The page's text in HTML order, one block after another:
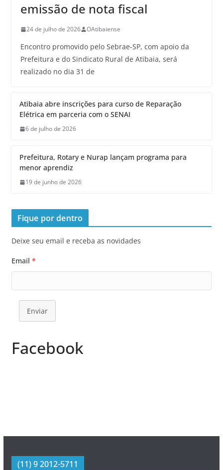
emissão de nota fiscal
24 de julho de 2026 OAtibaiense
Encontro promovido pelo Sebrae-SP, com apoio da
Prefeitura e do Sindicato Rural de Atibaia, será
realizado no dia 31 de
Atibaia abre inscrições para curso de Reparação
Elétrica em parceria com o SENAI
6 de julho de 2026
Prefeitura, Rotary e Nurap lançam programa para
menor aprendiz
19 de junho de 2026
Fique por dentro
Deixe seu email e receba as novidades
Email *
Enviar
Facebook
(11) 9 2012-5711